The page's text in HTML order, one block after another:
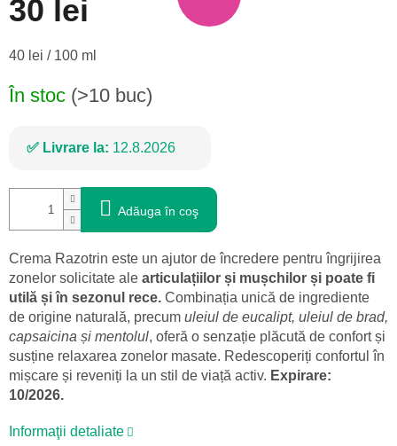
30 lei
Evaluare
40 lei / 100 ml
În stoc (>10 buc)
Livrare la: 12.8.2026
Adăuga în coş
Crema Razotrin este un ajutor de încredere pentru îngrijirea
zonelor solicitate ale articulațiilor și mușchilor și poate fi
utilă și în sezonul rece. Combinația unică de ingrediente
de origine naturală, precum uleiul de eucalipt, uleiul de brad,
capsaicina și mentolul, oferă o senzație plăcută de confort și
susține relaxarea zonelor masate. Redescoperiți confortul în
mișcare și reveniți la un stil de viață activ. Expirare:
10/2026.
Informaţii detaliate